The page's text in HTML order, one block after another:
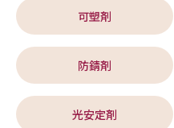
可塑剤
防錆剤
光安定剤